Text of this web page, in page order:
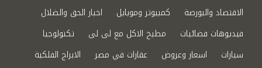
الاقتصاد والبورصة
كمبيوتر وموبايل
اخبار الحق والضلال
فيديوهات فضائيات
مطبخ الاكل مع لى لى
تكنولوجيا
سيارات
اسعار وعروض عقارات في مصر
الابراج الفلكية